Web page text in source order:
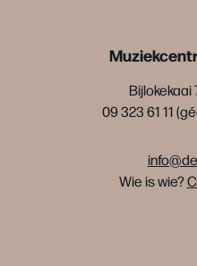
Bijlokekaai
09 323 61 11
Wie is wie?